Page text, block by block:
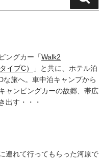
索
ングカー「Walk2
イプC）
」と共に、ホテル泊
な旅へ。車中泊キャンプから
ャンピングカーの故郷、帯広
出す・・・
連れて行ってもらった河原で